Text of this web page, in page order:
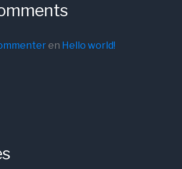
en Hello world!